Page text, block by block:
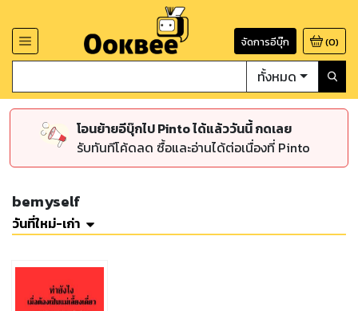
จัดการอีบุ๊ก (0)
ทั้งหมด
โอนย้ายอีบุ๊กไป Pinto ได้แล้ววันนี้ กดเลย
รับทันทีโค้ดลด ซื้อและอ่านได้ต่อเนื่องที่ Pinto
bemyself
วันที่ใหม่-เก่า